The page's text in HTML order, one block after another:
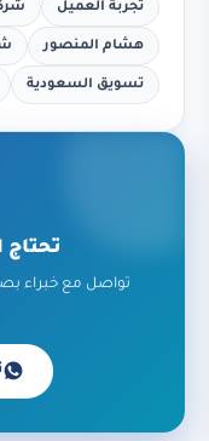
تجربة العميل
هشام المنصور
تسويق السعودية
تواصل مع خبراء